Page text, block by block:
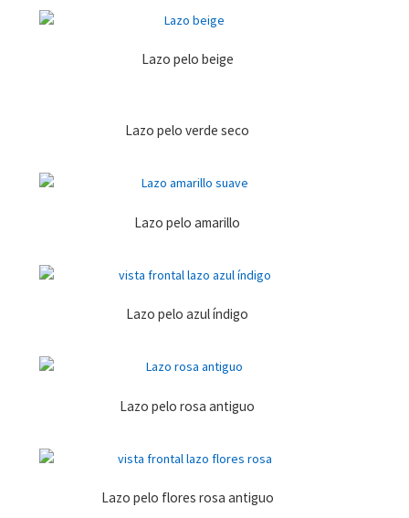
Lazo pelo beige
Lazo pelo verde seco
Lazo pelo amarillo
Lazo pelo azul índigo
Lazo pelo rosa antiguo
Lazo pelo flores rosa antiguo